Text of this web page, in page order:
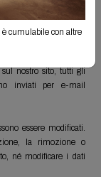
direttamente sul sito
nostro sito, tutti gli
inviati per e-mail
essere modificati.
la rimozione o
né modificare i dati
cumulabile con altre